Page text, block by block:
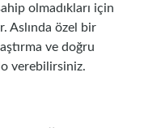
olmadıkları için
Aslında özel bir
ve doğru
verebilirsiniz.